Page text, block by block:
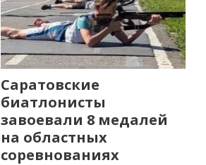
Саратовские
биатлонисты
завоевали 8 медалей
на областных
соревнованиях